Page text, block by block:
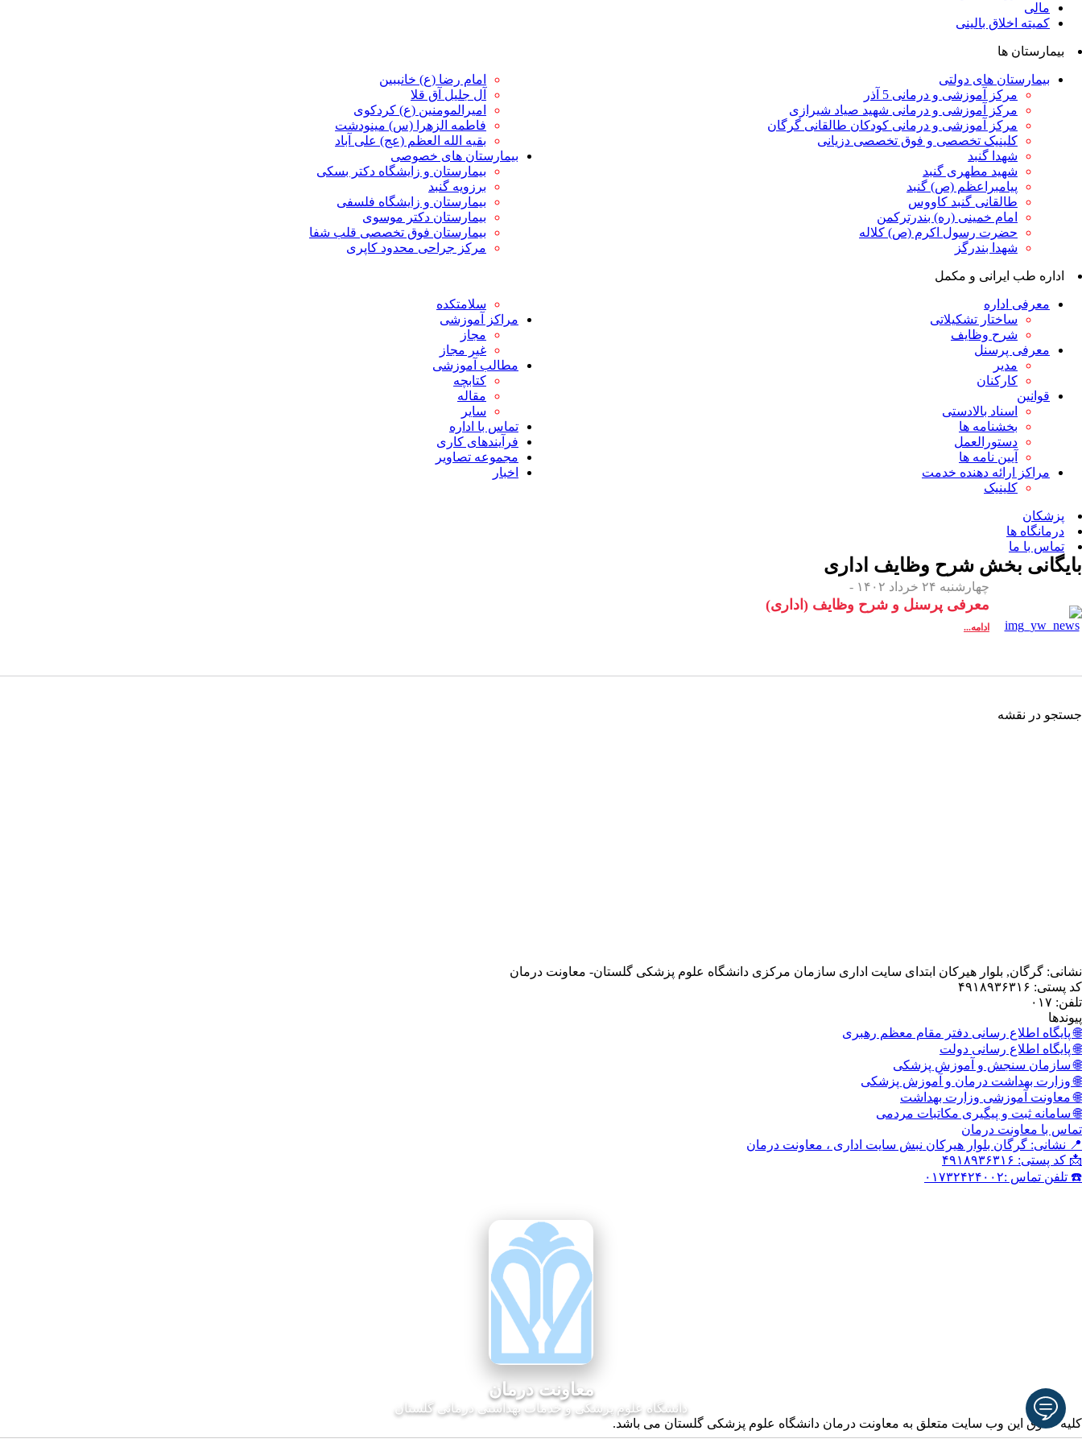
مالی
کمیته اخلاق بالینی
بیمارستان ها
بیمارستان های دولتی
مرکز آموزشی و درمانی 5 آذر
مرکز آموزشی و درمانی شهید صیاد شیرازی
مرکز آموزشی و درمانی کودکان طالقانی گرگان
کلینیک تخصصی و فوق تخصصی دزیانی
شهدا گنبد
شهید مطهری گنبد
پیامبراعظم (ص) گنبد
طالقانی گنبد کاووس
امام خمینی (ره) بندرترکمن
حضرت رسول اکرم (ص) کلاله
شهدا بندرگز
امام رضا (ع) خانببین
آل جلیل آق قلا
امیرالمومنین (ع) کردکوی
فاطمه الزهرا (س) مینودشت
بقیه الله العظم (عج) علی آباد
بیمارستان های خصوصی
بیمارستان و زایشگاه دکتر بسکی
برزویه گنبد
بیمارستان و زایشگاه فلسفی
بیمارستان دکتر موسوی
بیمارستان فوق تخصصی قلب شفا
مرکز جراحی محدود کاپری
اداره طب ایرانی و مکمل
معرفی اداره
ساختار تشکیلاتی
شرح وظایف
معرفی پرسنل
مدیر
کارکنان
قوانین
اسناد بالادستی
بخشنامه ها
دستورالعمل
آیین نامه ها
مراکز ارائه دهنده خدمت
کلینیک
سلامتکده
مراکز آموزشی
مجاز
غیر مجاز
مطالب آموزشی
کتابچه
مقاله
سایر
تماس با اداره
فرآیندهای کاری
مجموعه تصاویر
اخبار
پزشکان
درمانگاه ها
تماس با ما
بایگانی بخش شرح وظایف اداری
چهارشنبه ۲۴ خرداد ۱۴۰۲ -
معرفی پرسنل و شرح وظایف (اداری)
ادامه...
جستجو در نقشه
نشانی: گرگان, بلوار هیرکان ابتدای سایت اداری سازمان مرکزی دانشگاه علوم پزشکی گلستان- معاونت درمان
کد پستی: ۴۹۱۸۹۳۶۳۱۶
تلفن: ۰۱۷
پیوندها
🌐 پایگاه اطلاع رسانی دفتر مقام معظم رهبری
🌐 پایگاه اطلاع رسانی دولت
🌐 سازمان سنجش و آموزش پزشکی
🌐 وزارت بهداشت درمان و آموزش پزشکی
🌐 معاونت آموزشی وزارت بهداشت
🌐 سامانه ثبت و پیگیری مکاتبات مردمی
تماس با معاونت درمان
📍 نشانی: گرگان بلوار هیرکان نبش سایت اداری ، معاونت درمان
📩 کد پستی: ۴۹۱۸۹۳۶۳۱۶
☎️ تلفن تماس :۰۱۷۳۲۴۲۴۰۰۲
معاونت درمان
دانشگاه علوم پزشکی و خدمات بهداشتی درمانی گلستان
کلیه حقوق این وب سایت متعلق به معاونت درمان دانشگاه علوم پزشکی گلستان می باشد.